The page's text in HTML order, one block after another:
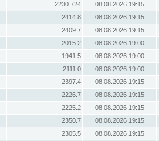
2230.724
08.08.2026 19:15
2414.8
08.08.2026 19:15
2409.7
08.08.2026 19:15
2015.2
08.08.2026 19:00
1941.5
08.08.2026 19:00
2111.0
08.08.2026 19:00
2397.4
08.08.2026 19:15
2226.7
08.08.2026 19:15
2225.2
08.08.2026 19:15
2350.7
08.08.2026 19:15
2305.5
08.08.2026 19:15